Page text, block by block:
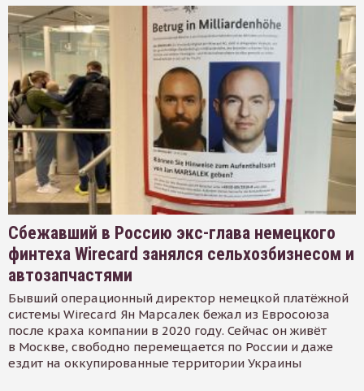
Сбежавший в Россию экс-глава немецкого
финтеха Wirecard занялся сельхозбизнесом и
автозапчастями
Бывший операционный директор немецкой платёжной
системы Wirecard Ян Марсалек бежал из Евросоюза
после краха компании в 2020 году. Сейчас он живёт
в Москве, свободно перемещается по России и даже
ездит на оккупированные территории Украины